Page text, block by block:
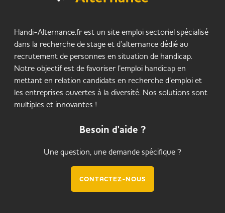
Handi-Alternance.fr est un site emploi sectoriel spécialisé
dans la recherche de stage et d’alternance dédié au
recrutement de personnes en situation de handicap.
Notre objectif est de favoriser l’emploi handicap en
mettant en relation candidats en recherche d’emploi et
les entreprises ouvertes à la diversité. Nos solutions sont
multiples et innovantes !
Besoin d'aide ?
Une question, une demande spécifique ?
CONTACTEZ-NOUS